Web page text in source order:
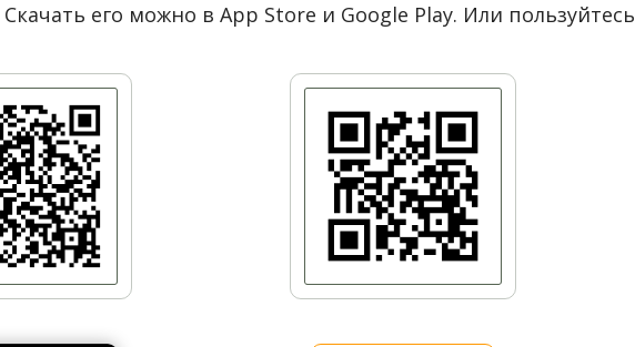
Мост влюбленных
Скачать его можно в App Store и Google Play. Или пользуйтесь